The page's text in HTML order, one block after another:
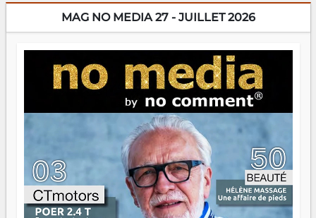
encore meilleures. Aina Rasamoelina vient de décrocher le
Prix RFI Instrumental Afrique. Miangaly Elia rafle le Prix
jeunes qui tiennent la torche. Alors oui, on pourrait
s'arrêter là, applaudir et rentrer chez soi satisfait. Mais ce
serait passer à côté d'une chose essentielle. La fougue, ça
brûle fort — et parfois, ça brûle vite. Une flamme sans
direction peut éclairer autant qu'elle peut consumer. C'est
là que les aînés entrent en scène — pas pour reprendre le
gouvernail, mais pour montrer où sont les récifs. Les jeunes
ont la force, les vieux ont l'expérience, comme on dit. Ce
n'est pas un combat de générations — c'est une question
d'équipage. Partagez vos réussites, mais aussi vos échecs.
Surtout vos échecs, d'ailleurs — ils enseignent mieux que
n'importe quel manuel. À Madagascar, la barque avance.
Il faut juste s'assurer que tout le monde rame dans le
même sens.
MAG NO MEDIA 27 - JUILLET 2026